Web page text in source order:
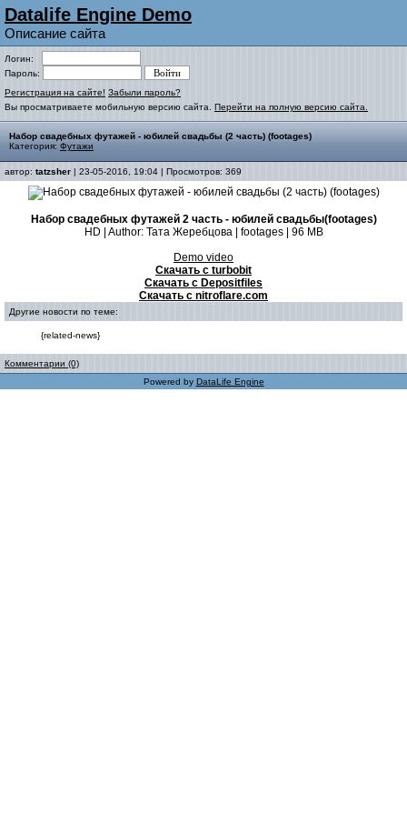
Datalife Engine Demo
Описание сайта
Логин:
Пароль:
Регистрация на сайте! Забыли пароль?
Вы просматриваете мобильную версию сайта. Перейти на полную версию сайта.
Набор свадебных футажей - юбилей свадьбы (2 часть) (footages)
Категория: Футажи
автор: tatzsher | 23-05-2016, 19:04 | Просмотров: 369
Набор свадебных футажей 2 часть - юбилей свадьбы(footages)
HD | Author: Тата Жеребцова | footages | 96 МВ
Demo video
Скачать с turbobit
Скачать с Depositfiles
Скачать с nitroflare.com
Другие новости по теме:
{related-news}
Комментарии (0)
Powered by DataLife Engine